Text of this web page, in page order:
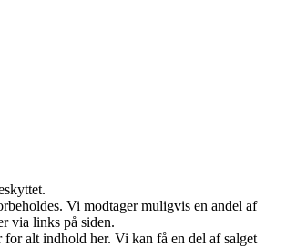
Vi modtager muligvis en andel af
via links på siden.
alt indhold her. Vi kan få en del af salget